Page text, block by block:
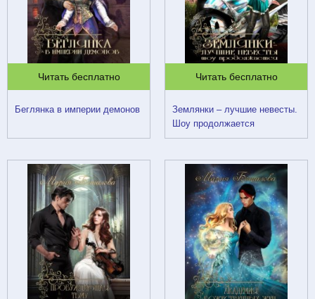
Читать бесплатно
Беглянка в империи демонов
Читать бесплатно
Землянки – лучшие невесты.
Шоу продолжается